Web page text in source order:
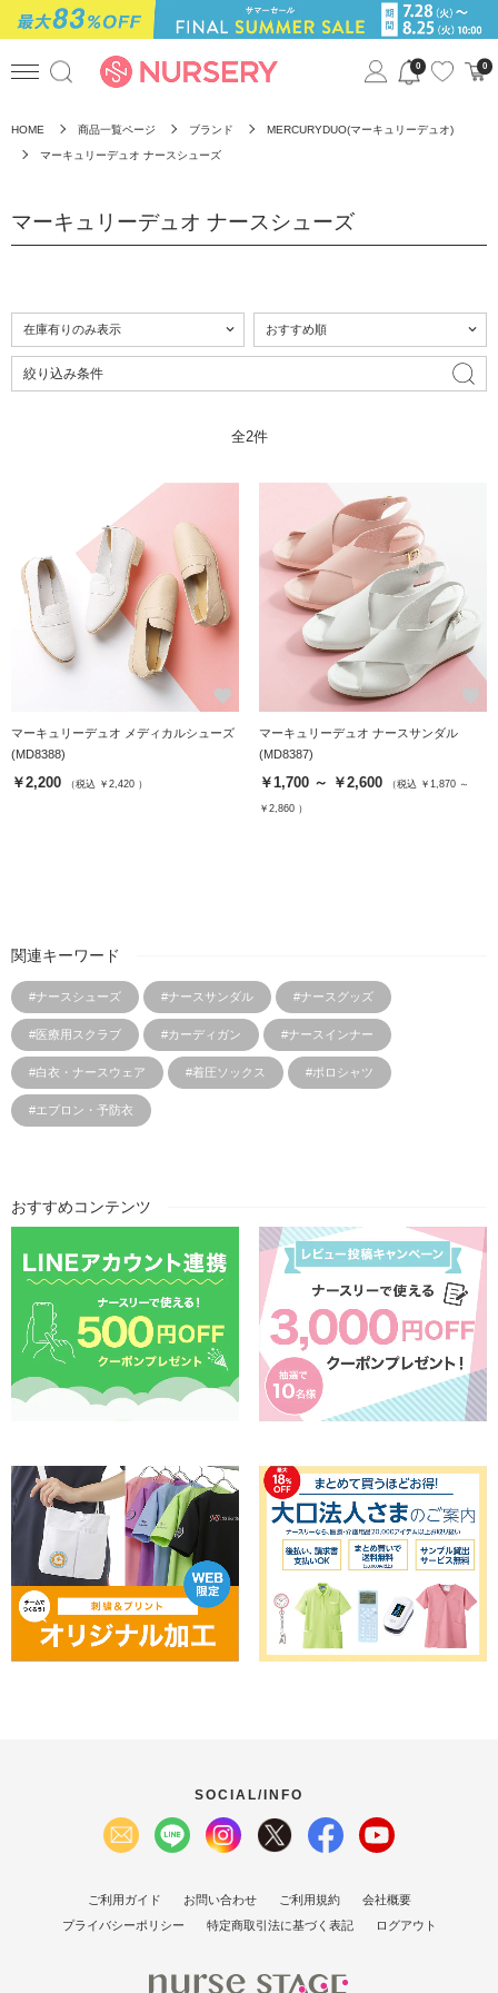
0 0
HOME 商品一覧ページ ブランド MERCURYDUO(マーキュリーデュオ)
マーキュリーデュオ ナースシューズ
マーキュリーデュオ ナースシューズ
絞り込み条件
全2件
favorite
マーキュリーデュオ メディカルシューズ
(MD8388)
￥2,200 （税込 ￥2,420 ）
favorite
マーキュリーデュオ ナースサンダル
(MD8387)
￥1,700 ～ ￥2,600 （税込 ￥1,870 ～
￥2,860 ）
関連キーワード
#ナースシューズ #ナースサンダル #ナースグッズ
#医療用スクラブ #カーディガン #ナースインナー
#白衣・ナースウェア #着圧ソックス #ポロシャツ
#エプロン・予防衣
おすすめコンテンツ
SOCIAL/INFO
ご利用ガイド お問い合わせ ご利用規約
会社概要
プライバシーポリシー
特定商取引法に基づく表記 ログアウト